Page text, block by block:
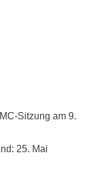
Sitzung am 9.
25. Mai